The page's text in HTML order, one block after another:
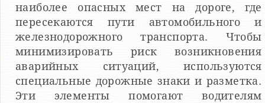
наиболее опасных мест на дороге, где
пересекаются пути автомобильного и
железнодорожного транспорта. Чтобы
минимизировать риск возникновения
аварийных ситуаций, используются
специальные дорожные знаки и разметка.
Эти элементы помогают водителям